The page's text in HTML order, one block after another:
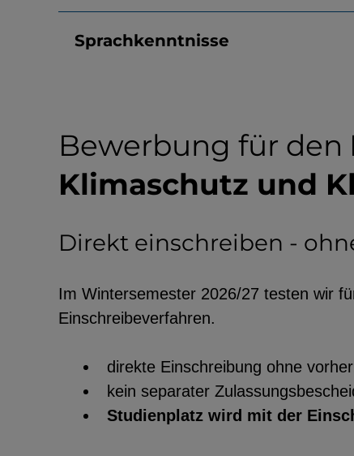
Sprachkenntnisse
Bewerbung für den
Klimaschutz und
Direkt einschreiben -
Im Wintersemester 2026/27 testen wir
Einschreibeverfahren.
direkte Einschreibung ohne
kein separater
Studienplatz wird mit der